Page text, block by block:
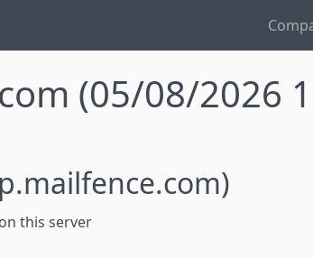
(05/08/2026
this server